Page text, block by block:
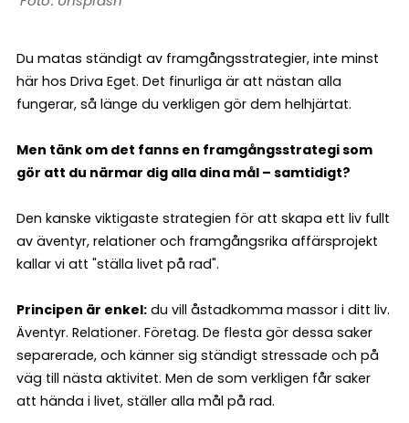
Du matas ständigt av framgångsstrategier, inte minst
här hos Driva Eget. Det finurliga är att nästan alla
fungerar, så länge du verkligen gör dem helhjärtat.
Men tänk om det fanns en framgångsstrategi som
gör att du närmar dig alla dina mål – samtidigt?
Den kanske viktigaste strategien för att skapa ett liv fullt
av äventyr, relationer och framgångsrika affärsprojekt
kallar vi att "ställa livet på rad".
Principen är enkel: du vill åstadkomma massor i ditt liv.
Äventyr. Relationer. Företag. De flesta gör dessa saker
separerade, och känner sig ständigt stressade och på
väg till nästa aktivitet. Men de som verkligen får saker
att hända i livet, ställer alla mål på rad.